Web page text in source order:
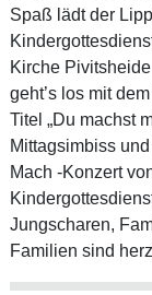
Spaß lädt der
Kirche
geht’s los mit
Titel „Du machst
Mittagsimbiss
Mach -Konzert
Jungscharen,
Familien sind